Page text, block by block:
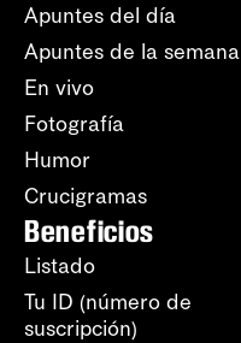
Apuntes del día
Apuntes de la semana
En vivo
Fotografía
Humor
Crucigramas
Beneficios
Listado
Tu ID (número de
suscripción)